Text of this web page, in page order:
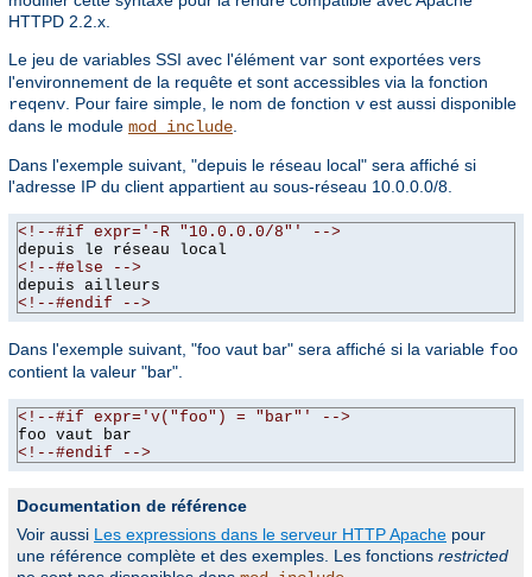
HTTPD 2.2.x.
Le jeu de variables SSI avec l'élément var sont exportées vers
l'environnement de la requête et sont accessibles via la fonction
reqenv . Pour faire simple, le nom de fonction v est aussi disponible
dans le module mod_include
Dans l'exemple suivant, "depuis le réseau local" sera affiché si
l'adresse IP du client appartient au sous-réseau 10.0.0.0/8.
<!--#if expr='-R "10.0.0.0/8"' -->
depuis le réseau local
<!--#else -->
depuis ailleurs
<!--#endif -->
Dans l'exemple suivant, "foo vaut bar" sera affiché si la variable foo
contient la valeur "bar".
<!--#if expr='v("foo") = "bar"' -->
foo vaut bar
<!--#endif -->
Documentation de référence
Voir aussi Les expressions dans le serveur HTTP Apache pour
une référence complète et des exemples. Les fonctions restricted